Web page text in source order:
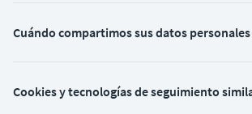
Cuándo compartimos sus datos personales
Cookies y tecnologías de seguimiento